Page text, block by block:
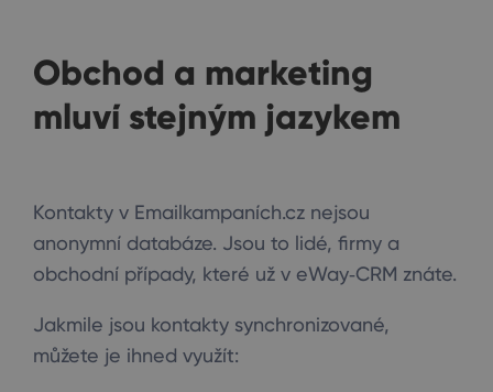
Obchod a marketing
mluví stejným jazykem
Kontakty v Emailkampaních.cz nejsou
anonymní databáze. Jsou to lidé, firmy a
obchodní případy, které už v eWay‑CRM znáte.
Jakmile jsou kontakty synchronizované,
můžete je ihned využít: